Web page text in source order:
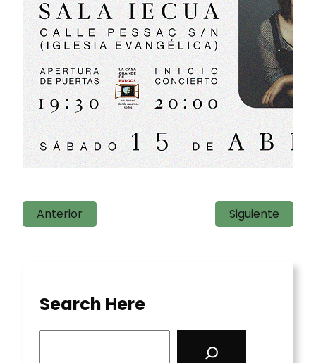
Anterior Siguiente
Search Here